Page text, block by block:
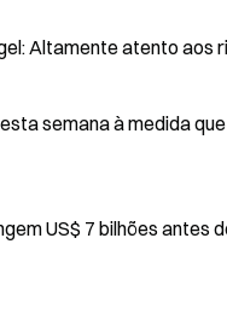
Altamente atento
semana à medida
US$ 7 bilhões antes